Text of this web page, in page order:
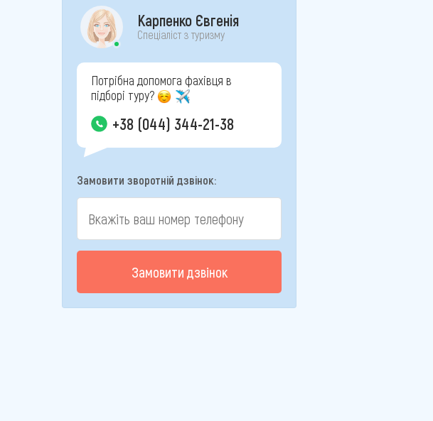
Карпенко Євгенія
Спеціаліст з туризму
Потрібна допомога фахівця в
підборі туру?
+38 (044) 344-21-38
Замовити зворотній дзвінок:
Замовити дзвінок